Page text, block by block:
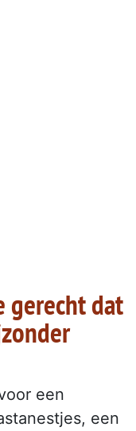
gerecht dat
een
een